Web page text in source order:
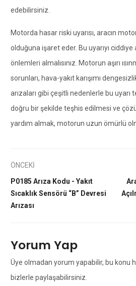
edebilirsiniz.
Motorda hasar riski uyarısı, aracın
olduğuna işaret eder. Bu uyarıyı
önlemleri almalısınız. Motorun aşırı
sorunları, hava-yakıt karışımı
arızaları gibi çeşitli nedenlerle bu uyarı
doğru bir şekilde teşhis edilmesi ve
yardım almak, motorun uzun ömürlü
ÖNCEKİ
P0185 Arıza Kodu - Yakıt
Sıcaklık Sensörü “B” Devresi
Arızası
Yorum Yap
Üye olmadan yorum yapabilir, bu konu
bizlerle paylaşabilirsiniz.